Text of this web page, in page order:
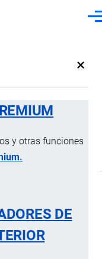
×
y otras funciones
DE